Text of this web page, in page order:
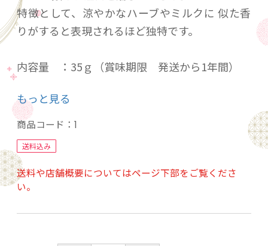
特徴として、涼やかなハーブやミルクに 似た香
りがすると表現されるほど独特です。
内容量 ：35ｇ（賞味期限 発送から1年間）
お召し上がりください。
発送方法：注文確定日から4～5営業日後
※年末年始・お盆を除く
【オススメの淹れ方】
沸かし立てのお湯・・・150cc
茶葉・・・3~4g
もっと見る
商品コード： 1
送料込み
送料や店舗概要についてはページ下部をご覧くださ
い。